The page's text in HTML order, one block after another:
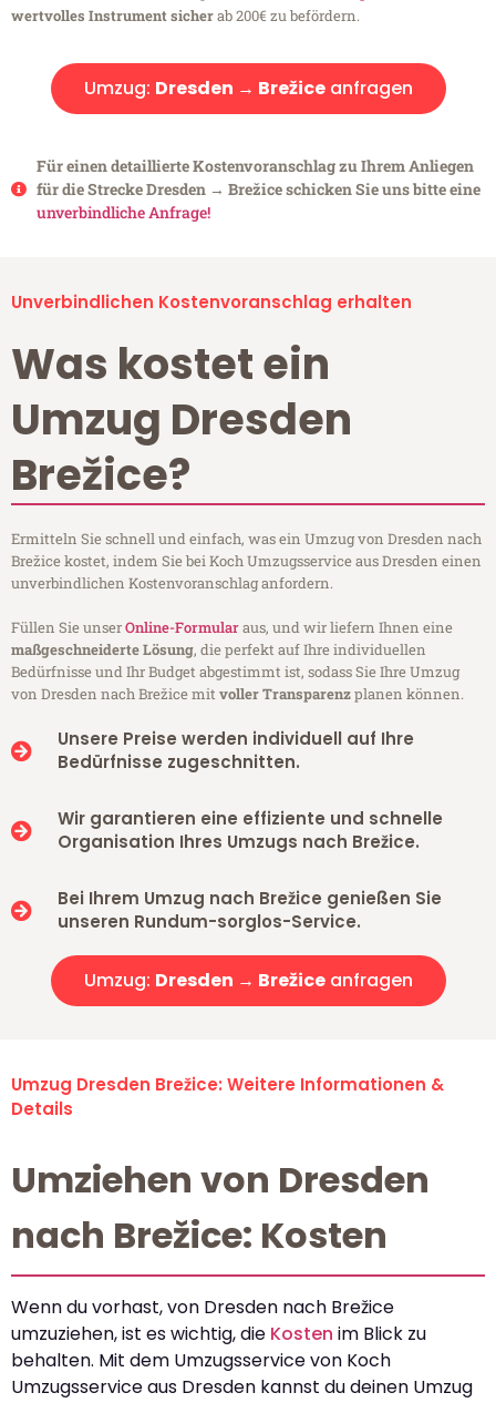
wertvolles Instrument sicherab 200€ zu befördern.
Umzug: Dresden → Brežiceanfragen
Für einen detaillierte Kostenvoranschlag zu Ihrem Anliegen
für die Strecke Dresden → Brežice schicken Sie uns bitte eine
unverbindliche Anfrage!
Unverbindlichen Kostenvoranschlag erhalten
Was kostet ein
Umzug Dresden
Brežice?
Ermitteln Sie schnell und einfach, was ein Umzug von Dresden nach
Brežice kostet, indem Sie bei Koch Umzugsservice aus Dresden einen
unverbindlichen Kostenvoranschlag anfordern.
Füllen Sie unserOnline-Formularaus, und wir liefern Ihnen eine
maßgeschneiderte Lösung, die perfekt auf Ihre individuellen
Bedürfnisse und Ihr Budget abgestimmt ist, sodass Sie Ihre Umzug
von Dresden nach Brežice mitvoller Transparenzplanen können.
Unsere Preise werden individuell auf Ihre
Bedürfnisse zugeschnitten.
Wir garantieren eine effiziente und schnelle
Organisation Ihres Umzugs nach Brežice.
Bei Ihrem Umzug nach Brežice genießen Sie
unseren Rundum-sorglos-Service.
Umzug: Dresden → Brežiceanfragen
Umzug Dresden Brežice: Weitere Informationen &
Details
Umziehen von Dresden
nach Brežice: Kosten
Wenn du vorhast, von Dresden nach Brežice
umzuziehen, ist es wichtig, die Kosten im Blick zu
behalten. Mit dem Umzugsservice von Koch
Umzugsservice aus Dresden kannst du deinen Umzug